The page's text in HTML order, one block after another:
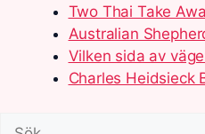
Two Thai Take
Australian
Vilken sida av
Charles Heidsieck